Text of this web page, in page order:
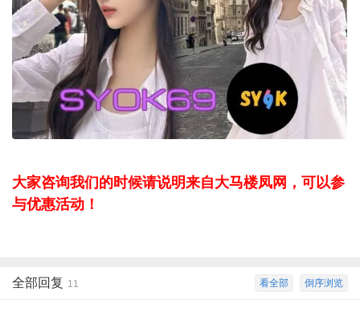
大家咨询我们的时候请说明来自大马楼凤网，可以参
与优惠活动！
倒序浏览
看全部
全部回复 11